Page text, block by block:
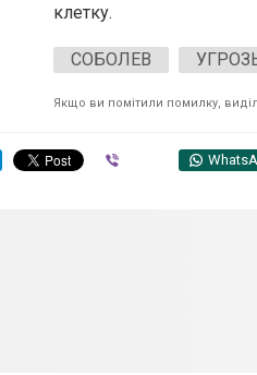
клетку.
СОБОЛЕВ
Якщо ви помітили помилку,